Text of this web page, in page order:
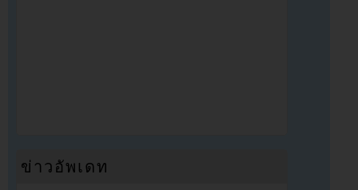
ข่าวอัพเดท